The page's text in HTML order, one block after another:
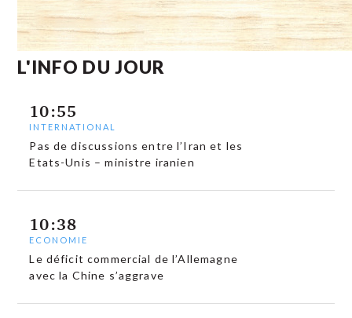
L'INFO DU JOUR
10:55
INTERNATIONAL
Pas de discussions entre l’Iran et les
Etats-Unis – ministre iranien
10:38
ECONOMIE
Le déficit commercial de l’Allemagne
avec la Chine s’aggrave